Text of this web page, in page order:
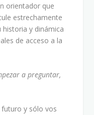
orientador que
estrechamente
y dinámica
de acceso a la
a preguntar,
futuro y sólo vos